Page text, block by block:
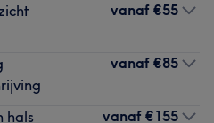
vanaf €55
vanaf €85
hals
vanaf €155